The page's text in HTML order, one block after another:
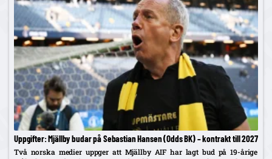
Uppgifter: Mjällby budar på Sebastian Hansen (Odds BK) – kontrakt till 2027
Två norska medier uppger att Mjällby AIF har lagt bud på 19-årige